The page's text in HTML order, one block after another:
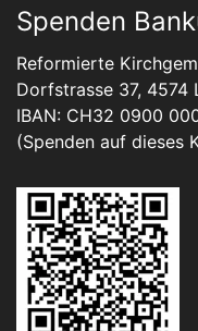
Spenden
Reformierte
Dorfstrasse 37, 4574
IBAN: CH32 0900
(Spenden auf dieses